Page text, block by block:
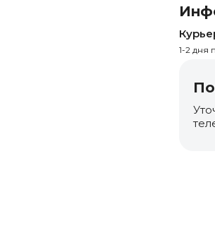
1-2 дня